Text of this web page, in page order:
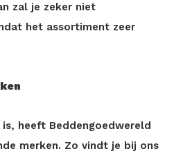
zal je zeker niet
het assortiment zeer
heeft Beddengoedwereld
merken. Zo vindt je bij ons